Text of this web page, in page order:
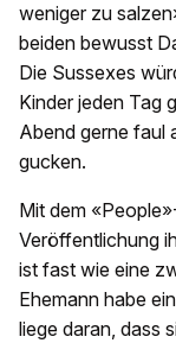
weniger zu
beiden bewusst
Die Sussexes
Kinder jeden Tag
Abend gerne faul
gucken.
Mit dem
Veröffentlichung
ist fast wie eine
Ehemann habe
liege daran, dass